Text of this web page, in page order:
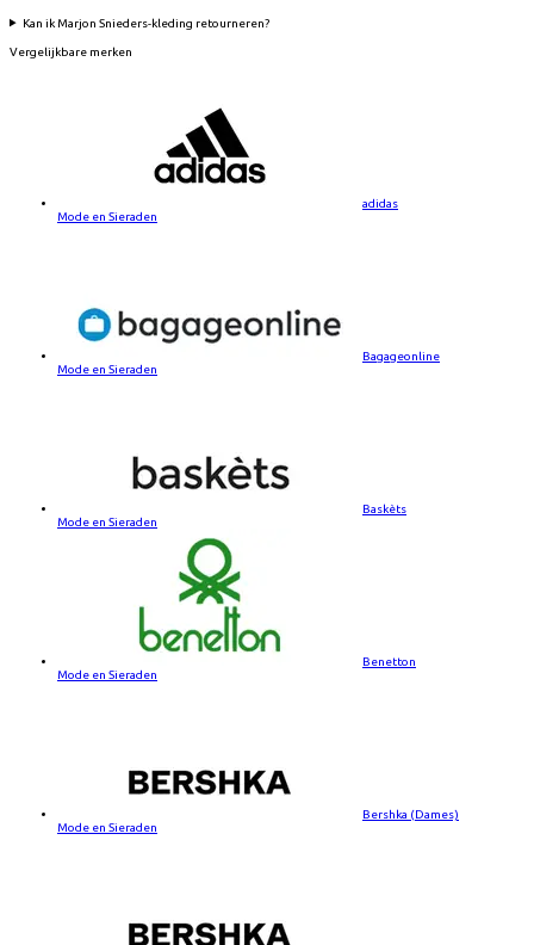
Kan ik Marjon Snieders-kleding retourneren?
Vergelijkbare merken
adidas
Mode en Sieraden
Bagageonline
Mode en Sieraden
Baskèts
Mode en Sieraden
Benetton
Mode en Sieraden
Bershka (Dames)
Mode en Sieraden